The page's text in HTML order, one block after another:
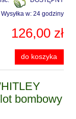
Wysyłka w: 24 godziny
126,00 zł
do koszyka
bombowy